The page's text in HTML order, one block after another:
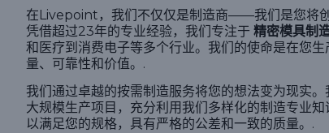
在Livepoint，我们不仅仅是制造商——我们是您将创
凭借超过23年的专业经验，我们专注于 精密模具制
和医疗到消费电子等多个行业。我们的使命是在您
量、可靠性和价值。.
我们通过卓越的按需制造服务将您的想法变为现实
大规模生产项目，充分利用我们多样化的制造专业知
以满足您的规格，具有严格的公差和一致的质量。.